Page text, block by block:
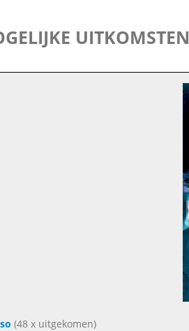
UITKOMSTEN
(48 x uitgekomen)